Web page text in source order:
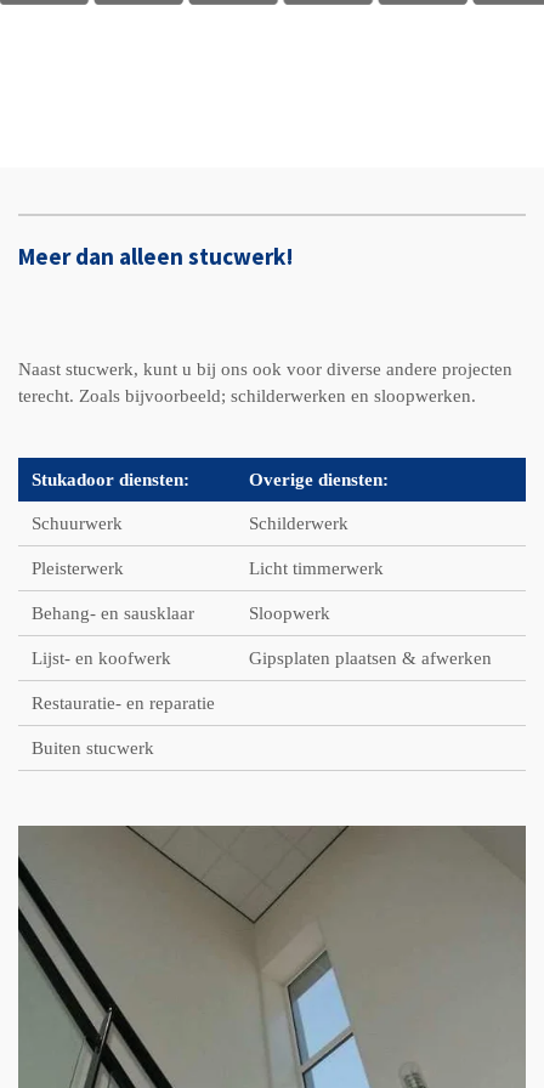
Meer dan alleen stucwerk!
Naast stucwerk, kunt u bij ons ook voor diverse andere projecten
terecht. Zoals bijvoorbeeld; schilderwerken en sloopwerken.
Stukadoor diensten: Overige diensten:
Schuurwerk Schilderwerk
Pleisterwerk Licht timmerwerk
Behang- en sausklaar Sloopwerk
Lijst- en koofwerk Gipsplaten plaatsen & afwerken
Restauratie- en reparatie
Buiten stucwerk